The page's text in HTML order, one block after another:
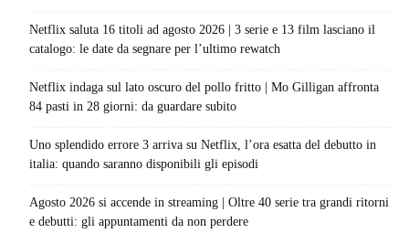
Netflix saluta 16 titoli ad agosto 2026 | 3 serie e 13 film lasciano il
catalogo: le date da segnare per l’ultimo rewatch
Netflix indaga sul lato oscuro del pollo fritto | Mo Gilligan affronta
84 pasti in 28 giorni: da guardare subito
Uno splendido errore 3 arriva su Netflix, l’ora esatta del debutto in
italia: quando saranno disponibili gli episodi
Agosto 2026 si accende in streaming | Oltre 40 serie tra grandi ritorni
e debutti: gli appuntamenti da non perdere